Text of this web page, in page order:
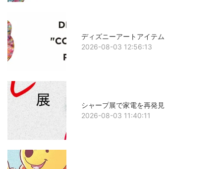
ディズニーアートアイテム
2026-08-03 12:56:13
シャープ展で家電を再発見
2026-08-03 11:40:11